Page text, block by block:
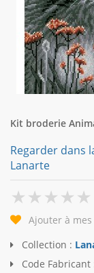
Kit broderie
Regarder dans
Lanarte
Ajouter à
Collection :
Code Fabricant